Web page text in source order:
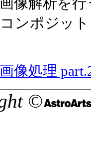
像解析を
ンポジッ
像処理
©